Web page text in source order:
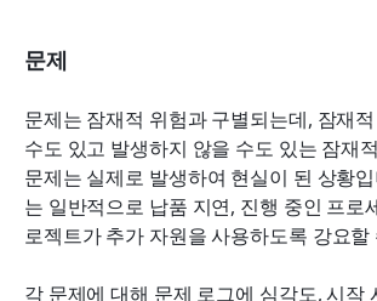
문제
문제는 잠재적 위험과 구별되는데, 잠재
수도 있고 발생하지 않을 수도 있는 잠재
문제는 실제로 발생하여 현실이 된 상황
는 일반적으로 납품 지연, 진행 중인 프로
로젝트가 추가 자원을 사용하도록 강요할
각 문제에 대해 문제 로그에 심각도, 시작